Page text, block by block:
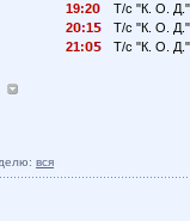
19:2
Т/с "К. О.
2
:1
Т/с "К. О.
21:
Т/с "К. О.
вся